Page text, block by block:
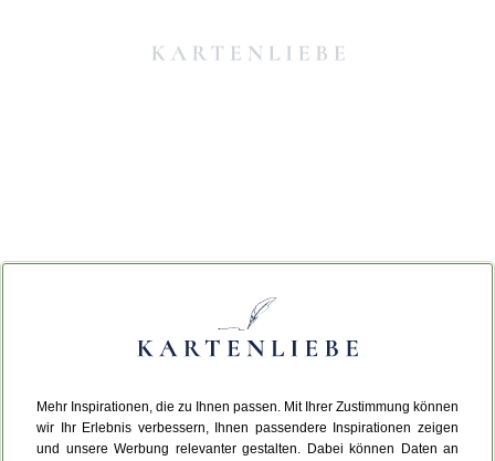
Mehr Inspirationen, die zu Ihnen passen. Mit Ihrer Zustimmung können
wir Ihr Erlebnis verbessern, Ihnen passendere Inspirationen zeigen
und unsere Werbung relevanter gestalten. Dabei können Daten an
Da ist etwas schiefgelaufen.